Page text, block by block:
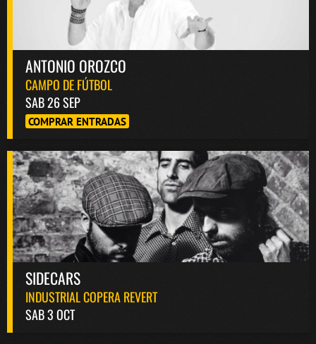
ANTONIO OROZCO
CAMPO DE FÚTBOL
SAB 26 SEP
COMPRAR ENTRADAS
SIDECARS
INDUSTRIAL COPERA REVERT
SAB 3 OCT